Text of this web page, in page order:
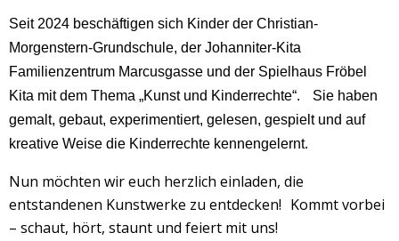
Presse/Newsletter
Seit 2024 beschäftigen sich Kinder der Christian-
Morgenstern-Grundschule, der Johanniter-Kita
Familienzentrum Marcusgasse und der Spielhaus Fröbel
Kita mit dem Thema „Kunst und Kinderrechte“. Sie haben
gemalt, gebaut, experimentiert, gelesen, gespielt und auf
kreative Weise die Kinderrechte kennengelernt.
Nun möchten wir euch herzlich einladen, die
entstandenen Kunstwerke zu entdecken! Kommt vorbei
– schaut, hört, staunt und feiert mit uns!